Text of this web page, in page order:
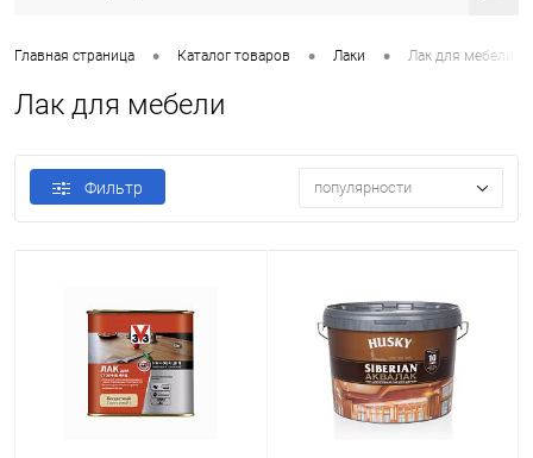
Главная страница • Каталог товаров • Лаки • Лак для мебели
Лак для мебели
Фильтр популярности